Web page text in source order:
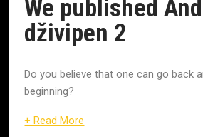
We published
dživipen 2
Do you believe that one can go back
beginning?
+ Read More